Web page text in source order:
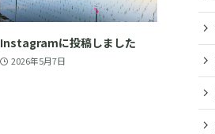
Instagramに投稿しました
2026年5月7日